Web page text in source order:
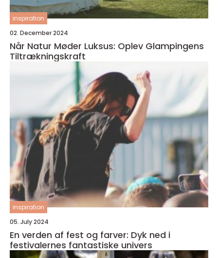
inspiration
02. December 2024
Når Natur Møder Luksus: Oplev Glampingens
Tiltrækningskraft
inspiration
05. July 2024
En verden af fest og farver: Dyk ned i
festivalernes fantastiske univers